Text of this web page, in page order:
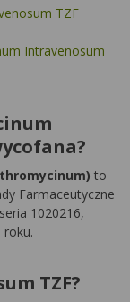
TZF
Intravenosum
to
Farmaceutyczne
1020216,
TZF?